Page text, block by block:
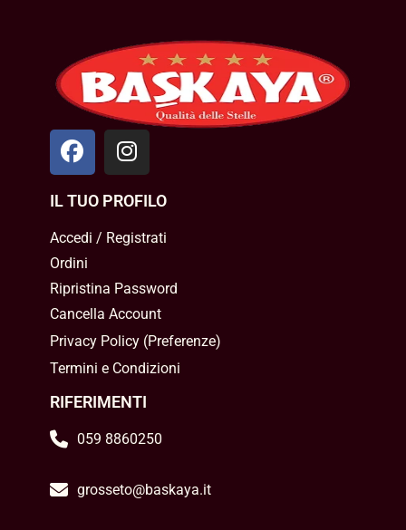
IL TUO PROFILO
Accedi / Registrati
Ordini
Ripristina Password
Cancella Account
Privacy Policy(Preferenze)
Termini e Condizioni
RIFERIMENTI
059 8860250
grosseto@baskaya.it